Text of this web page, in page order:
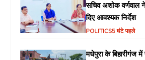
सचिव अशोक वर्णवाल
दिए आवश्यक निर्देश
POLITICS5 घंटे पहले
मधेपुरा के बिहारीगंज